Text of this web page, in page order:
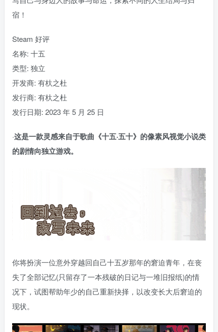
宿！
Steam 好评
名称: 十五
类型: 独立
开发商: 有杕之杜
发行商: 有杕之杜
发行日期: 2023 年 5 月 25 日
·这是一款灵感来自于歌曲《十五·五十》的像素风视觉小说类
的剧情向独立游戏。
你将扮演一位意外穿越回自己十五岁那年的窘迫青年，在丧
失了全部记忆(只留存了一本残破的日记与一堆旧报纸)的情
况下，试图帮助年少的自己重新抉择，以改变长大后窘迫的
现状。